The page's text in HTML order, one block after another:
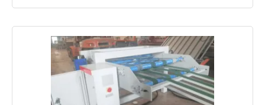
ножами. Скорость подачи...